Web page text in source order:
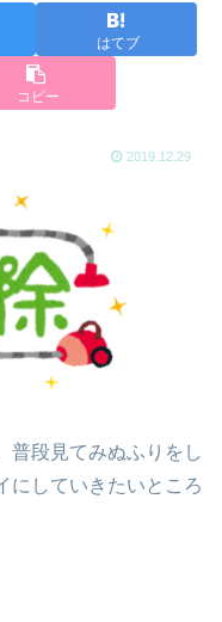
はてブ
コピー
2019.12.29
普段見てみぬふりをし
にしていきたいところ